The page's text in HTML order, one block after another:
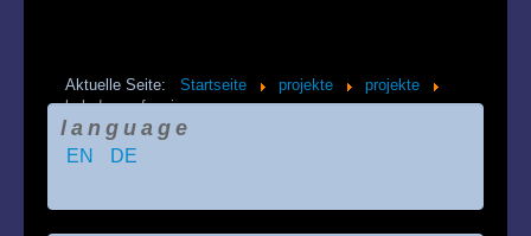
Aktuelle Seite: Startseite projekte
projekte
balade um fazeiung
language
EN DE